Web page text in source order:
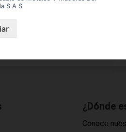
¿Dónde
Conoce
S A S